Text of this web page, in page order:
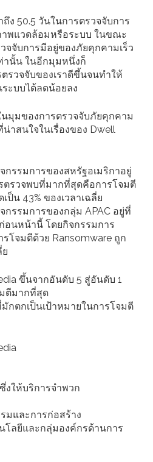
ถึง 50.5 วันในการตรวจจับการ
พแวดล้อมหรือระบบ ในขณะ
วจจับการมีอยู่ของภัยคุกคามเร็ว
านั้น ในอีกมุมหนึ่งก็
รวจจับของเราดีขึ้นจนทำให้
ะบบได้ลดน้อยลง
มุมของการตรวจจับภัยคุกคาม
าสนใจในเรื่องของ Dwell
กรรมการของสหรัฐอเมริกาอยู่
ตรวจพบที่มากที่สุดคือการโจมตี
ป็น 43% ของเวลาเฉลี่ย
กรรมการของกลุ่ม APAC อยู่ที่
อนหน้านี้ โดยกิจกรรมการ
โจมตีด้วย Ransomware ถูก
ย
ขึ้นจากอันดับ 5 สู่อันดับ 1
ตีมากที่สุด
กตกเป็นเป้าหมายในการโจมตี
งให้บริการจำพวก
มและการก่อสร้าง
โลยีและกลุ่มองค์กรด้านการ